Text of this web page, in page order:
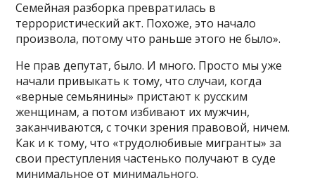
Семейная разборка превратилась в
террористический акт. Похоже, это начало
произвола, потому что раньше этого не было».
Не прав депутат, было. И много. Просто мы уже
начали привыкать к тому, что случаи, когда
«верные семьянины» пристают к русским
женщинам, а потом избивают их мужчин,
заканчиваются, с точки зрения правовой, ничем.
Как и к тому, что «трудолюбивые мигранты» за
свои преступления частенько получают в суде
минимальное от минимального.